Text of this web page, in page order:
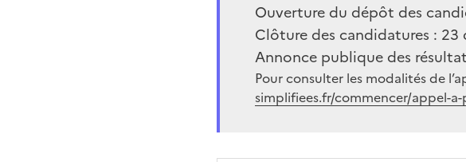
Ouverture du dépôt des
Clôture des candidatures : 23
Annonce publique des
Pour consulter les modalités de
simplifiees.fr/commencer/appel-